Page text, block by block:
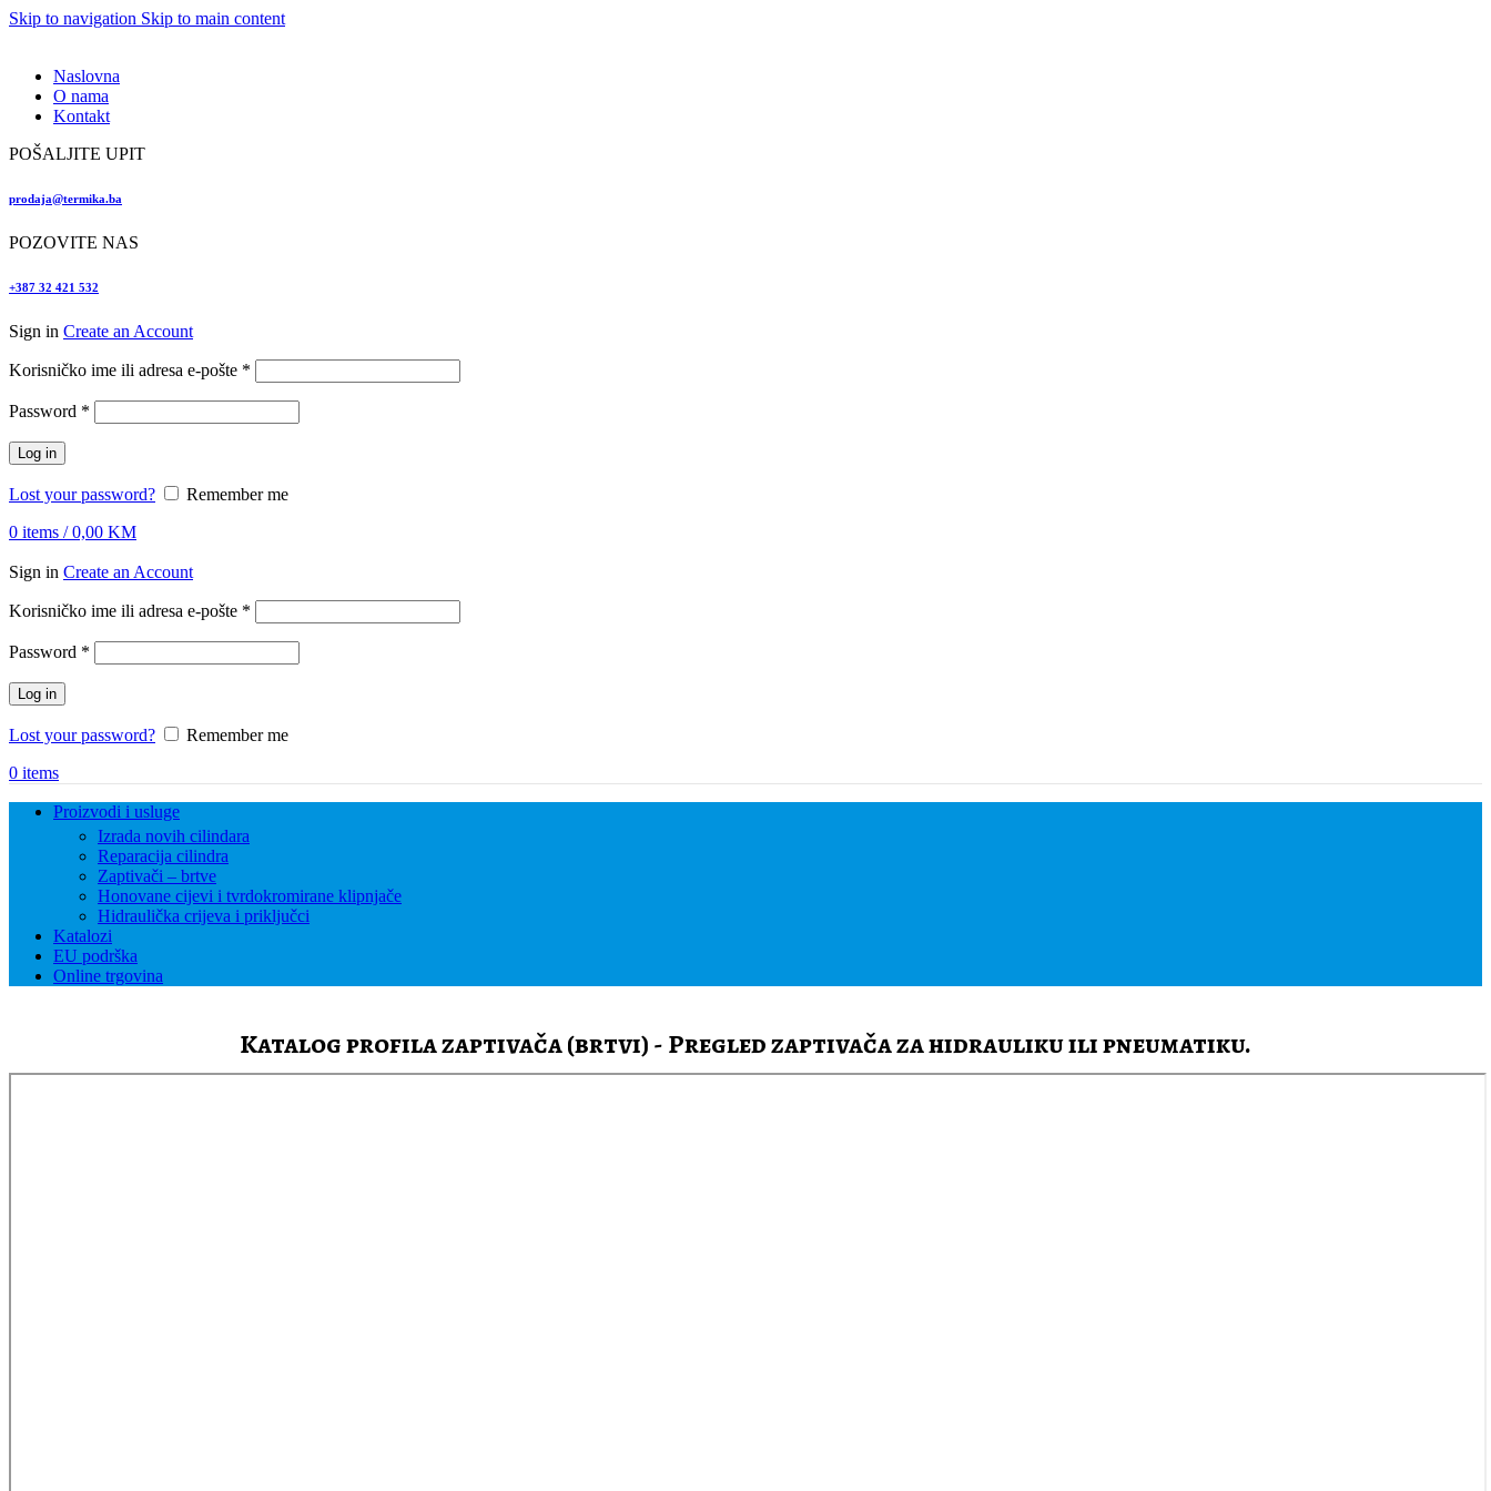
Skip to navigation Skip to main content
Naslovna
O nama
Kontakt
POŠALJITE UPIT
prodaja@termika.ba
POZOVITE NAS
+387 32 421 532
Sign in Create an Account
Korisničko ime ili adresa e-pošte *
Password *
Log in
Lost your password?
Remember me
0 items / 0,00 KM
Sign in Create an Account
Korisničko ime ili adresa e-pošte *
Password *
Log in
Lost your password?
Remember me
0 items
Proizvodi i usluge
Izrada novih cilindara
Reparacija cilindra
Zaptivači – brtve
Honovane cijevi i tvrdokromirane klipnjače
Hidraulička crijeva i priključci
Katalozi
EU podrška
Online trgovina
Katalog profila zaptivača (brtvi) - Pregled zaptivača za hidrauliku ili pneumatiku.